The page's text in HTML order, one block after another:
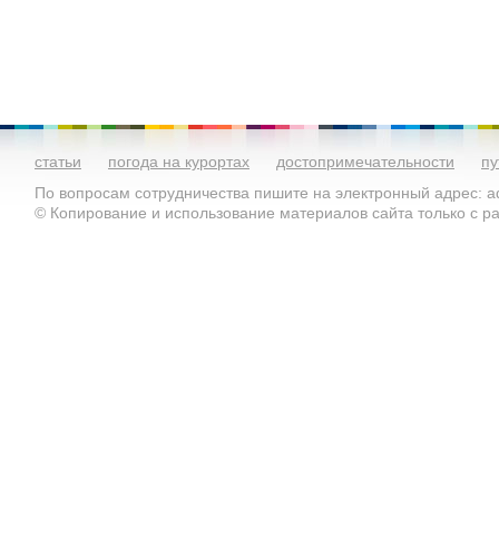
статьи погода на курортах достопримечательности
По вопросам сотрудничества пишите на электронный адрес:
© Копирование и использование материалов сайта только с